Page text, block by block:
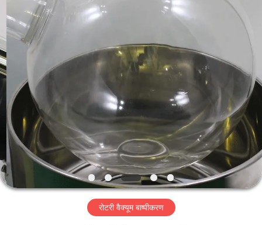
हमारे
बारे
में
कारखाना
भ्रमण
गुणवत्ता
नियंत्रण
रोटरी वैक्यूम बाष्पीकरण